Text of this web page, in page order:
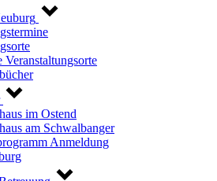
Veranstaltungsorte
im Ostend
am Schwalbanger
Anmeldung